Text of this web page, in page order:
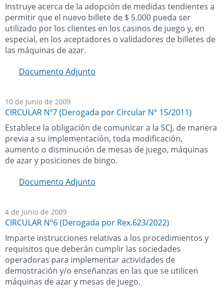
Instruye acerca de la adopción de medidas tendientes a
permitir que el nuevo billete de $ 5.000 pueda ser
utilizado por los clientes en los casinos de juego y, en
especial, en los aceptadores o validadores de billetes de
las máquinas de azar.
Documento Adjunto
10 de Junio de 2009
CIRCULAR Nº7 (Derogada por Circular N° 15/2011)
Establece la obligación de comunicar a la SCJ, de manera
previa a su implementación, toda modificación,
aumento o disminución de mesas de juego, máquinas
de azar y posiciones de bingo.
Documento Adjunto
4 de Junio de 2009
CIRCULAR N°6 (Derogada por Rex.623/2022)
Imparte instrucciones relativas a los procedimientos y
requisitos que deberán cumplir las sociedades
operadoras para implementar actividades de
demostración y/o enseñanzas en las que se utilicen
máquinas de azar y mesas de juego.